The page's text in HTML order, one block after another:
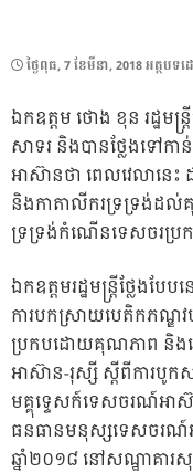
POSTED
ថ្ងៃ​ពុធ, 7 ខែ​មីនា, 2018អត្ថបទ
ឯកឧត្តម ថោង ខុន រដ្ឋម
សាទរ និងបានថ្លែងទៅ
អាស៊ានថា ពេលវេលានេ
និងកាតាលីករទ្រទ្រង់ដល់
ទ្រទ្រង់កំណើនទេសចរប្
ឯកឧត្តមរដ្ឋមន្ត្រីថ្លែងប
ការបកស្រាយបេតិកភណ្ឌវ
ប្រកបដោយគុណភាព និងធ្
អាស៊ាន-រុស្សី ស្តីពីការបូក
មគ្គុទ្ទេសក៍ទេសចរណ៍អា
ធនធានមនុស្សទេសចរណ៍អ
ឆ្នាំ២០១៨ នៅសណ្ឋាគា